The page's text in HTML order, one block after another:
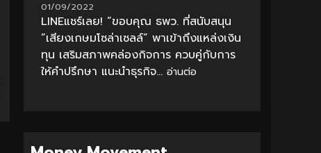
01/09/2022
LINEแชร์เลย! “ขอบคุณ ธพว. ที่สนับสนุน
“เสียงเกษมโซล่าเซลล์” พาเข้าถึงแหล่งเงิน
ทุน เสริมสภาพคล่องกิจการ ควบคู่กับการ
ให้คำปรึกษา แนะนำธุรกิจ... อ่านต่อ